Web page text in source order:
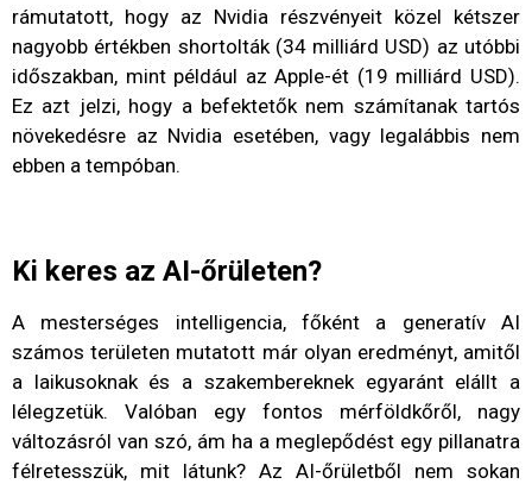
rámutatott, hogy az Nvidia részvényeit közel kétszer
nagyobb értékben shortolták (34 milliárd USD) az utóbbi
időszakban, mint például az Apple-ét (19 milliárd USD).
Ez azt jelzi, hogy a befektetők nem számítanak tartós
növekedésre az Nvidia esetében, vagy legalábbis nem
ebben a tempóban.
Ki keres az AI-őrületen?
A mesterséges intelligencia, főként a generatív AI
számos területen mutatott már olyan eredményt, amitől
a laikusoknak és a szakembereknek egyaránt elállt a
lélegzetük. Valóban egy fontos mérföldkőről, nagy
változásról van szó, ám ha a meglepődést egy pillanatra
félretesszük, mit látunk? Az AI-őrületből nem sokan